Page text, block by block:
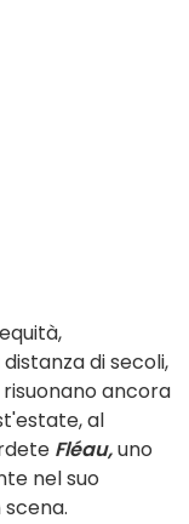
di secoli,
ancora
al
Fléau,uno
nel suo